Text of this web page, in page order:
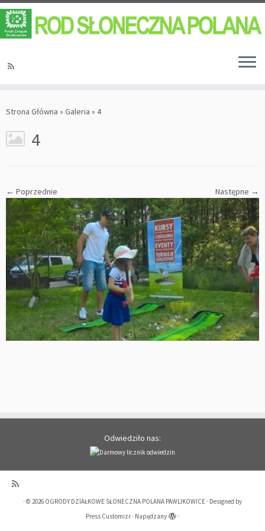
Strona Główna » Galeria » 4
4
← Poprzednie Następne →
Odwiedziło nas:
· © 2026 OGRODY DZIAŁKOWE SŁONECZNA POLANA PAWLIKOWICE · Designed by
Press Customizr · Napędzany ·